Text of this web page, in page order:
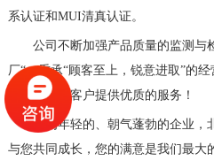
系认证和MUI清真认证。
公司不断加强产品质量的监测与
厂“，秉承“顾客至上，锐意进取”的
则，为广大客户提供优质的服务！
作为年轻的、朝气蓬勃的企业，
与您共同成长，您的满意是我们最大